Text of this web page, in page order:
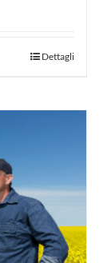
Dettagli